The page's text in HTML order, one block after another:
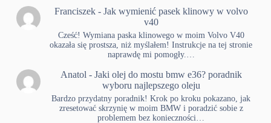
Franciszek- Jak wymienić pasek klinowy w volvo
v40
Cześć! Wymiana paska klinowego w moim Volvo V40
okazała się prostsza, niż myślałem! Instrukcje na tej stronie
naprawdę mi pomogły.…
Anatol - Jaki olej do mostu bmw e36? poradnik
wyboru najlepszego oleju
Bardzo przydatny poradnik! Krok po kroku pokazano, jak
zresetować skrzynię w moim BMW i poradzić sobie z
problemem bez konieczności…